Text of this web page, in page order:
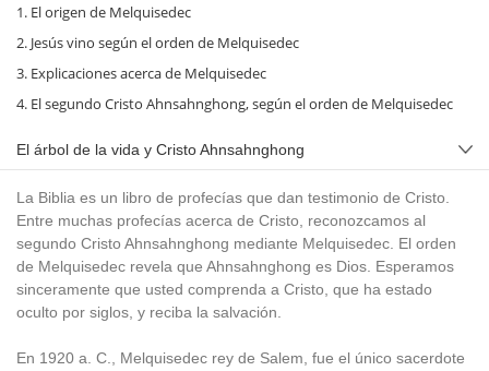
1. El origen de Melquisedec
2. Jesús vino según el orden de Melquisedec
3. Explicaciones acerca de Melquisedec
4. El segundo Cristo Ahnsahnghong, según el orden de Melquisedec
El árbol de la vida y Cristo Ahnsahnghong
La Biblia es un libro de profecías que dan testimonio de Cristo.
Entre muchas profecías acerca de Cristo, reconozcamos al
segundo Cristo Ahnsahnghong mediante Melquisedec. El orden
de Melquisedec revela que Ahnsahnghong es Dios. Esperamos
sinceramente que usted comprenda a Cristo, que ha estado
oculto por siglos, y reciba la salvación.
En 1920 a. C., Melquisedec rey de Salem, fue el único sacerdote